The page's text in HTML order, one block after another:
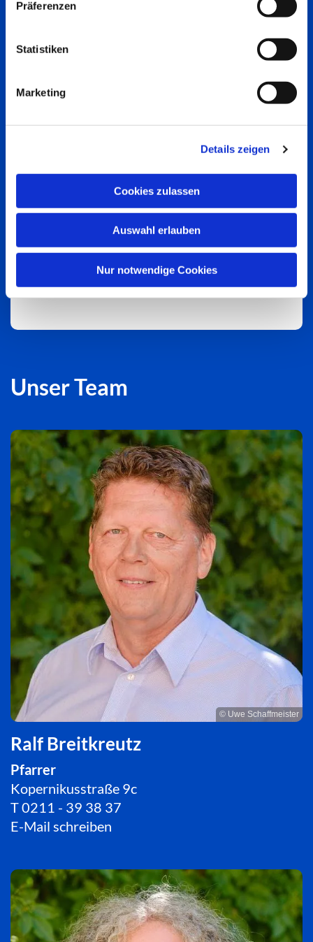
Präferenzen
Statistiken
Marketing
Details zeigen
Cookies zulassen
Auswahl erlauben
Nur notwendige Cookies
Unser Team
© Uwe Schaffmeister
Ralf Breitkreutz
Pfarrer
Kopernikusstraße 9c
T0211 - 39 38 37
E-Mail schreiben